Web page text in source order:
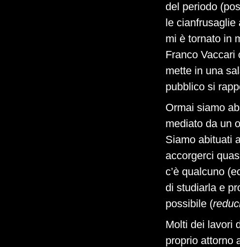
del periodo
le cianfrusaglie
mi è tornato in
Franco Vaccari
mette in una
pubblico si
Ormai siamo
mediato da un
Siamo abituati
accorgerci
c’è qualcuno
di studiarla e
possibile (
Molti dei lavori
proprio attorno